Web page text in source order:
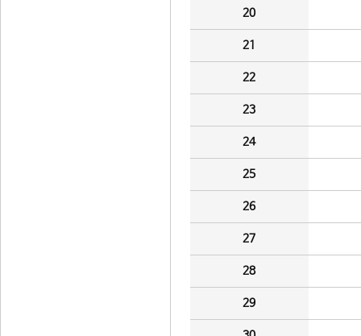
20
21
22
23
24
25
26
27
28
29